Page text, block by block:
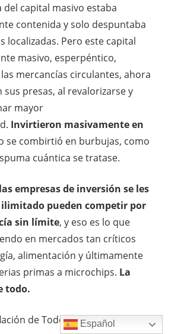
del capital masivo estaba
contenida y solo despuntaba
localizadas. Pero este capital
masivo, esperpéntico,
mercancías circulantes, ahora
sus presas, al revalorizarse y
mayor
Invirtieron masivamente en
se combirtió en burbujas, como
cuántica se tratase.
empresas de inversión se les
pueden competir por
sin límite, y eso es lo que
en mercados tan críticos
alimentación y últimamente
primas a microchips. La
todo.
de Todo Español